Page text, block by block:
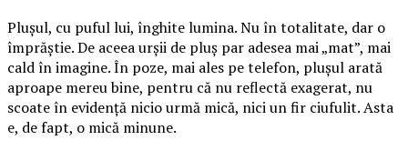
Plușul, cu puful lui, înghite lumina. Nu în totalitate, dar o
împrăștie. De aceea urșii de pluș par adesea mai „mat”, mai
cald în imagine. În poze, mai ales pe telefon, plușul arată
aproape mereu bine, pentru că nu reflectă exagerat, nu
scoate în evidență nicio urmă mică, nici un fir ciufulit. Asta
e, de fapt, o mică minune.